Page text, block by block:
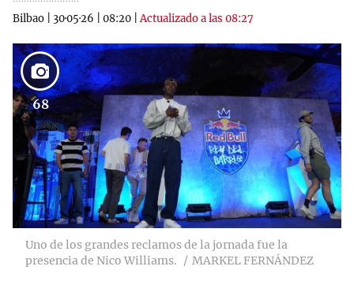
Bilbao
30·05·26 08:20 |Actualizado a las 08:27
68
Uno de los grandes reclamos de la jornada fue la
presencia de Nico Williams.
MARKEL FERNÁNDEZ